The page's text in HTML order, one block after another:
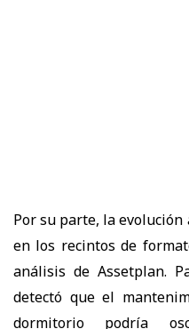
Por su parte, la evolución
en los recintos de
análisis de Assetplan.
detectó que el
dormitorio podría